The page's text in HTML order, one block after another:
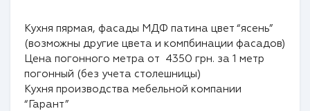
Кухня пярмая, фасады МДФ патина цвет “ясень”
(возможны другие цвета и компбинации фасадов)
Цена погонного метра от 4350 грн. за 1 метр
погонный (без учета столешницы)
Кухня производства мебельной компании
“Гарант”